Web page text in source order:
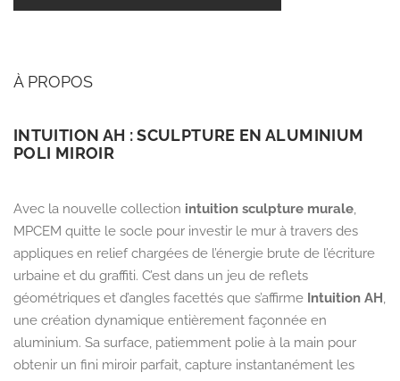
À PROPOS
INTUITION AH : SCULPTURE EN ALUMINIUM
POLI MIROIR
Avec la nouvelle collection intuition sculpture murale,
MPCEM quitte le socle pour investir le mur à travers des
appliques en relief chargées de l’énergie brute de l’écriture
urbaine et du graffiti. C’est dans un jeu de reflets
géométriques et d’angles facettés que s’affirme Intuition AH,
une création dynamique entièrement façonnée en
aluminium. Sa surface, patiemment polie à la main pour
obtenir un fini miroir parfait, capture instantanément les